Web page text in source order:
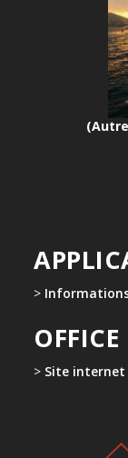
>
> Site internet